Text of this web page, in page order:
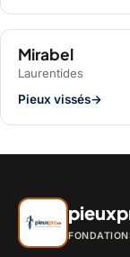
Mirabel
Laurentides
Pieux vissés→